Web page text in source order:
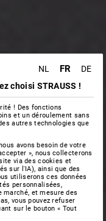
NL FR
DE
choisi STRAUSS !
! Des fonctions
et un déroulement sans
autres technologies que
avons besoin de votre
», nous collecterons
via des cookies et
sur l'IA), ainsi que des
utiliserons ces données
personnalisées,
et mesure des
vous pouvez refuser
sur le bouton « Tout